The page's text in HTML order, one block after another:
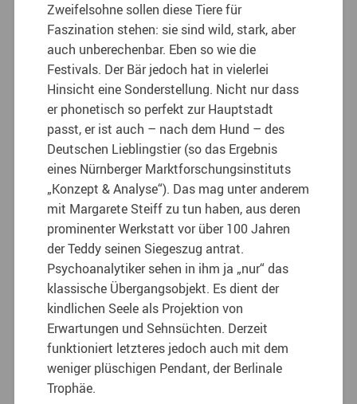
Zweifelsohne sollen diese Tiere für
Faszination stehen: sie sind wild, stark, aber
auch unberechenbar. Eben so wie die
Festivals. Der Bär jedoch hat in vielerlei
Hinsicht eine Sonderstellung. Nicht nur dass
er phonetisch so perfekt zur Hauptstadt
passt, er ist auch – nach dem Hund – des
Deutschen Lieblingstier (so das Ergebnis
eines Nürnberger Marktforschungsinstituts
„Konzept & Analyse“). Das mag unter anderem
mit Margarete Steiff zu tun haben, aus deren
prominenter Werkstatt vor über 100 Jahren
der Teddy seinen Siegeszug antrat.
Psychoanalytiker sehen in ihm ja „nur“ das
klassische Übergangsobjekt. Es dient der
kindlichen Seele als Projektion von
Erwartungen und Sehnsüchten. Derzeit
funktioniert letzteres jedoch auch mit dem
weniger plüschigen Pendant, der Berlinale
Trophäe.